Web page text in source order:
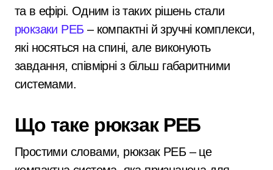
та в ефірі. Одним із таких рішень стали
рюкзаки РЕБ – компактні й зручні комплекси,
які носяться на спині, але виконують
завдання, співмірні з більш габаритними
системами.
Що таке рюкзак РЕБ
Простими словами, рюкзак РЕБ – це